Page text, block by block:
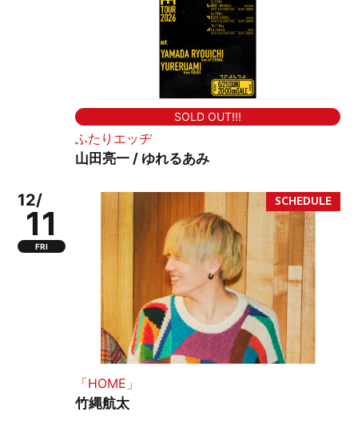
SOLD OUT!!!
ふたりエッヂ
山田亮一 / ゆれるあみ
12/
11
FRI
「HOME」
竹縄航太